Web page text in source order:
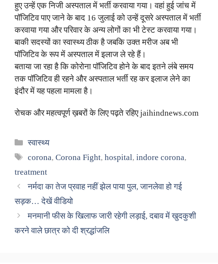
हुए उन्हें एक निजी अस्पताल में भर्ती करवाया गया। वहां हुई जांच में
पॉजिटिव पाए जाने के बाद 16 जुलाई को उन्हें दूसरे अस्पताल में भर्ती
करवाया गया और परिवार के अन्य लोगों का भी टेस्ट करवाया गया।
बाकी सदस्यों का स्वास्थ्य ठीक है जबकि उक्त मरीज अब भी
पॉजिटिव के रूप में अस्पताल में इलाज ले रहे हैं।
बताया जा रहा है कि कोरोना पॉजिटिव होने के बाद इतने लंबे समय
तक पॉजिटिव ही रहने और अस्पताल भर्ती रह कर इलाज लेने का
इंदौर में यह पहला मामला है।
रोचक और महत्वपूर्ण ख़बरों के लिए पढ़ते रहिए jaihindnews.com
Categories
स्वास्थ्य
Tags
corona,Corona Fight,hospital,indore corona,
treatment
नर्मदा का तेज प्रवाह नहीं झेल पाया पुल, जानलेवा हो गई
सड़क… देखें वीडियो
मनमानी फीस के खिलाफ जारी रहेगी लड़ाई, दबाव में खुदकुशी
करने वाले छात्र को दी श्रद्धांजलि